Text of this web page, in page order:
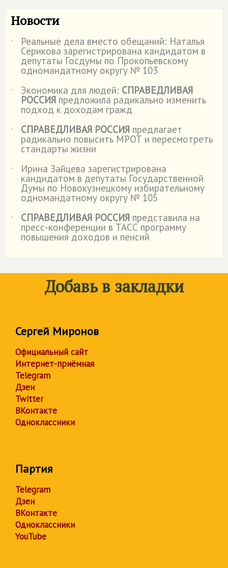
Новости
˙ Реальные дела вместо обещаний: Наталья
Серикова зарегистрирована кандидатом в
депутаты Госдумы по Прокопьевскому
одномандатному округу № 103
˙
Экономика для людей: СПРАВЕДЛИВАЯ
РОССИЯ предложила радикально изменить
подход к доходам гражд
˙
СПРАВЕДЛИВАЯ РОССИЯ предлагает
радикально повысить МРОТ и пересмотреть
стандарты жизни
˙
Ирина Зайцева зарегистрирована
кандидатом в депутаты Государственной
Думы по Новокузнецкому избирательному
одномандатному округу № 105
˙
СПРАВЕДЛИВАЯ РОССИЯ представила на
пресс-конференции в ТАСС программу
повышения доходов и пенсий
Добавь в закладки
Сергей Миронов
Официальный сайт
Интернет-приёмная
Telegram
Дзен
Twitter
ВКонтакте
Одноклассники
Партия
Telegram
Дзен
ВКонтакте
Одноклассники
YouTube